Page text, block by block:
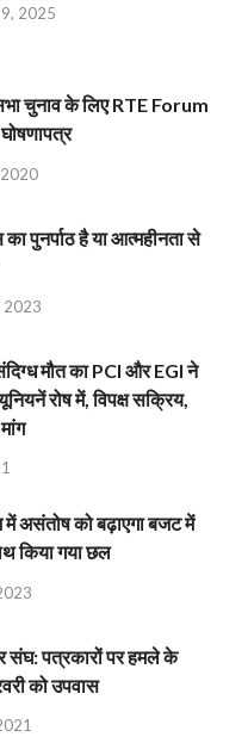
2025
चुनाव के लिए RTE Forum
पुनर्पाठ है या आत्महीनता से
2023
मौत का PCI और EGI ने
रोष में, विपक्ष सक्रिय,
असंतोष को बढ़ाएगा बजट में
किया गया छल
संघ: पत्रकारों पर हमले के
को उपवास